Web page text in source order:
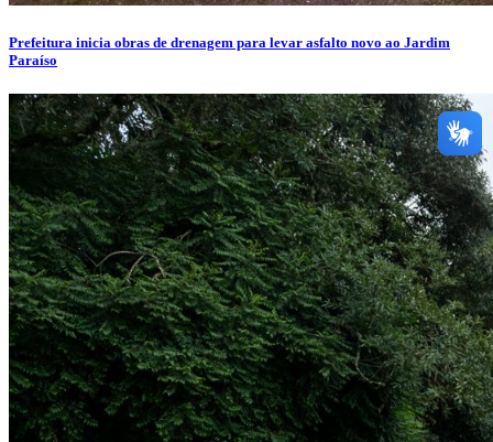
Prefeitura inicia obras de drenagem para levar asfalto novo ao Jardim
Paraíso